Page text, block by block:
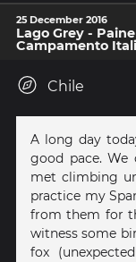
25 December 2016
Lago Grey -
Campamento
Chile
A long day
good pace.
met climbing
practice my
from them for
witness some
fox